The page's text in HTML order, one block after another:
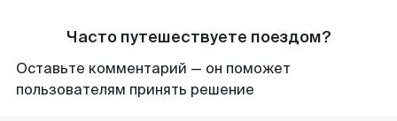
Часто путешествуете поездом?
Оставьте комментарий — он поможет
пользователям принять решение